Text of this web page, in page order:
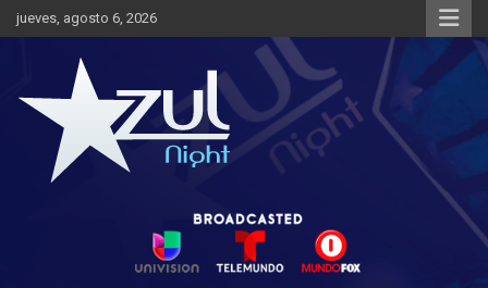
Saltar
al
jueves, agosto 6, 2026
Azul Night TV